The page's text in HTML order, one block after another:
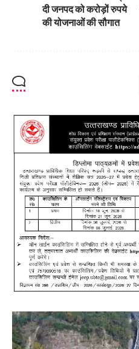
दी जनपद को करोड़ों रुपये
की योजनाओं की सौगात